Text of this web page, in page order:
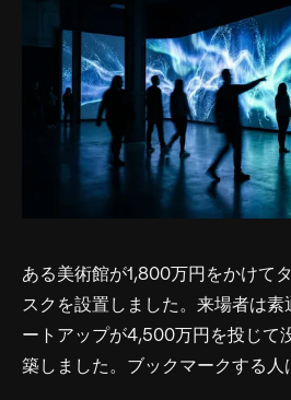
ある美術館が1,800万円をかけて
スクを設置しました。来場者は素
ートアップが4,500万円を投じて
築しました。ブックマークする人